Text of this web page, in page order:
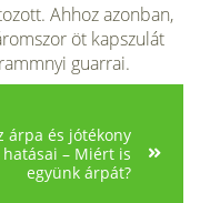
Ahhoz azonban,
öt kapszulát
guarrai.
árpa és jótékony
hatásai – Miért is
együnk árpát?